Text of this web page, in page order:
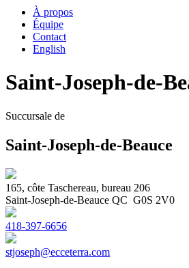
À propos
Équipe
Contact
English
Saint-Joseph-de-
Succursale de
Saint-Joseph-de-Beauce
165, côte Taschereau, bureau 206
Saint-Joseph-de-Beauce QC G0S 2V0
418-397-6656
stjoseph@ecceterra.com